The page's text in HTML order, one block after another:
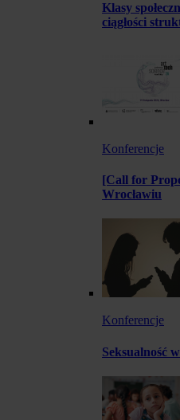
Klasy
ciągłości
Konferencje
[Call for
Wrocławiu
Konferencje
Seksualność